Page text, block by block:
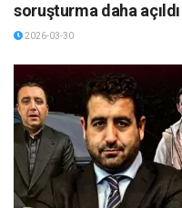
soruşturma daha açıldı
2026-03-30